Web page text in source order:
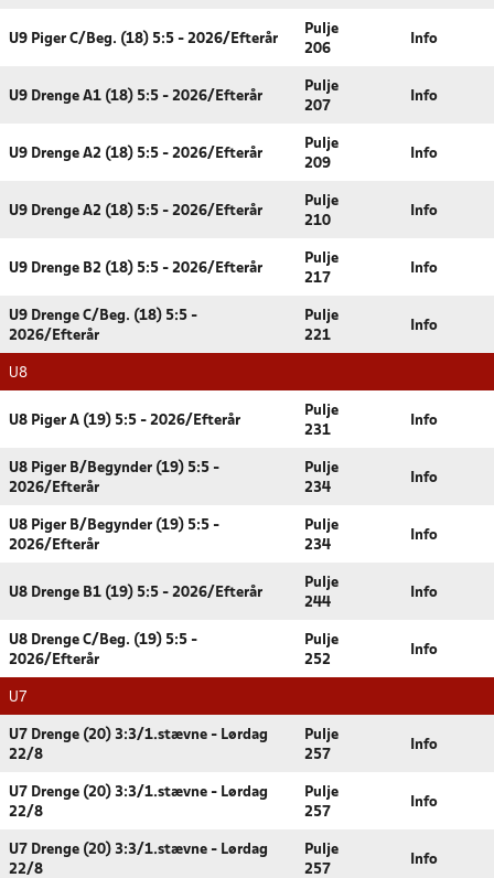
U9 Piger C/Beg. (18) 5:5 - 2026/Efterår
Pulje
206
Info
U9 Drenge A1 (18) 5:5 - 2026/Efterår
Pulje
207
Info
U9 Drenge A2 (18) 5:5 - 2026/Efterår
Pulje
209
Info
U9 Drenge A2 (18) 5:5 - 2026/Efterår
Pulje
210
Info
U9 Drenge B2 (18) 5:5 - 2026/Efterår
Pulje
217
Info
U9 Drenge C/Beg. (18) 5:5 -
2026/Efterår
Pulje
221
Info
U8
U8 Piger A (19) 5:5 - 2026/Efterår
Pulje
231
Info
U8 Piger B/Begynder (19) 5:5 -
2026/Efterår
Pulje
234
Info
U8 Piger B/Begynder (19) 5:5 -
2026/Efterår
Pulje
234
Info
U8 Drenge B1 (19) 5:5 - 2026/Efterår
Pulje
244
Info
U8 Drenge C/Beg. (19) 5:5 -
2026/Efterår
Pulje
252
Info
U7
U7 Drenge (20) 3:3/1.stævne - Lørdag
22/8
Pulje
257
Info
U7 Drenge (20) 3:3/1.stævne - Lørdag
22/8
Pulje
257
Info
U7 Drenge (20) 3:3/1.stævne - Lørdag
22/8
Pulje
257
Info